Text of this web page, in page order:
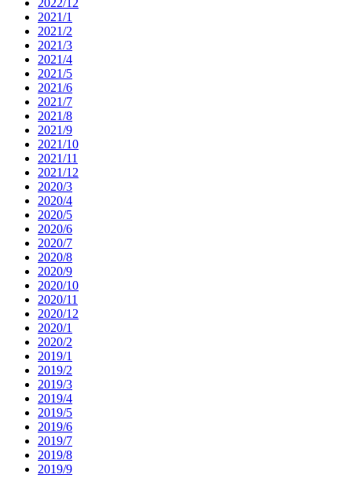
2021/1
2021/2
2021/3
2021/4
2021/5
2021/6
2021/7
2021/8
2021/9
2021/10
2021/11
2021/12
2020/3
2020/4
2020/5
2020/6
2020/7
2020/8
2020/9
2020/10
2020/11
2020/12
2020/1
2020/2
2019/1
2019/2
2019/3
2019/4
2019/5
2019/6
2019/7
2019/8
2019/9